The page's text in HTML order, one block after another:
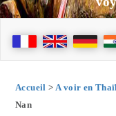
Accueil > A voir en
Nan